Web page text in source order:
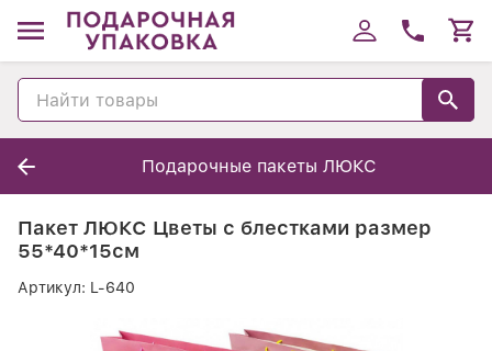
Подарочные пакеты ЛЮКС
Пакет ЛЮКС Цветы с блестками размер
55*40*15см
Артикул: L-640